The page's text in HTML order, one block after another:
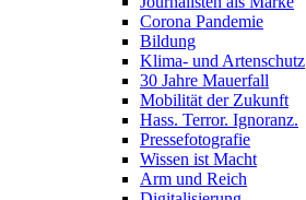
Corona Pandemie
Bildung
Klima- und Artenschutz
30 Jahre Mauerfall
Mobilität der Zukunft
Hass. Terror. Ignoranz.
Pressefotografie
Wissen ist Macht
Arm und Reich